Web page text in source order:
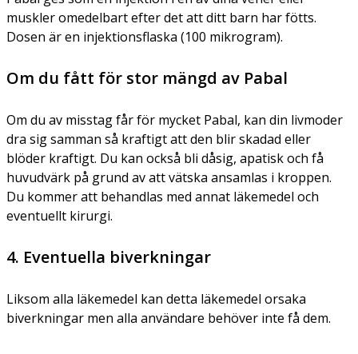
muskler omedelbart efter det att ditt barn har fötts.
Dosen är en injektionsflaska (100 mikrogram).
Om du fått för stor mängd av Pabal
Om du av misstag får för mycket Pabal, kan din livmoder
dra sig samman så kraftigt att den blir skadad eller
blöder kraftigt. Du kan också bli dåsig, apatisk och få
huvudvärk på grund av att vätska ansamlas i kroppen.
Du kommer att behandlas med annat läkemedel och
eventuellt kirurgi.
4. Eventuella biverkningar
Liksom alla läkemedel kan detta läkemedel orsaka
biverkningar men alla användare behöver inte få dem.